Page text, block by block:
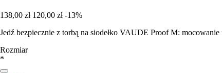
138,00 zł 120,00 zł -13%
Jedź bezpiecznie z torbą na siodełko VAUDE Proof M:
Rozmiar
*